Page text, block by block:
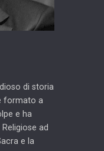
di storia
formato a
e ha
ad
e la